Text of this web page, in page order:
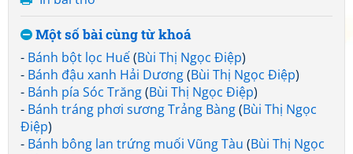
Một số bài cùng từ khoá
- Bánh bột lọc Huế(Bùi Thị Ngọc Điệp)
- Bánh đậu xanh Hải Dương(Bùi Thị Ngọc Điệp)
- Bánh pía Sóc Trăng(Bùi Thị Ngọc Điệp)
- Bánh tráng phơi sương Trảng Bàng(Bùi Thị Ngọc
Điệp)
- Bánh bông lan trứng muối Vũng Tàu (Bùi Thị Ngọc